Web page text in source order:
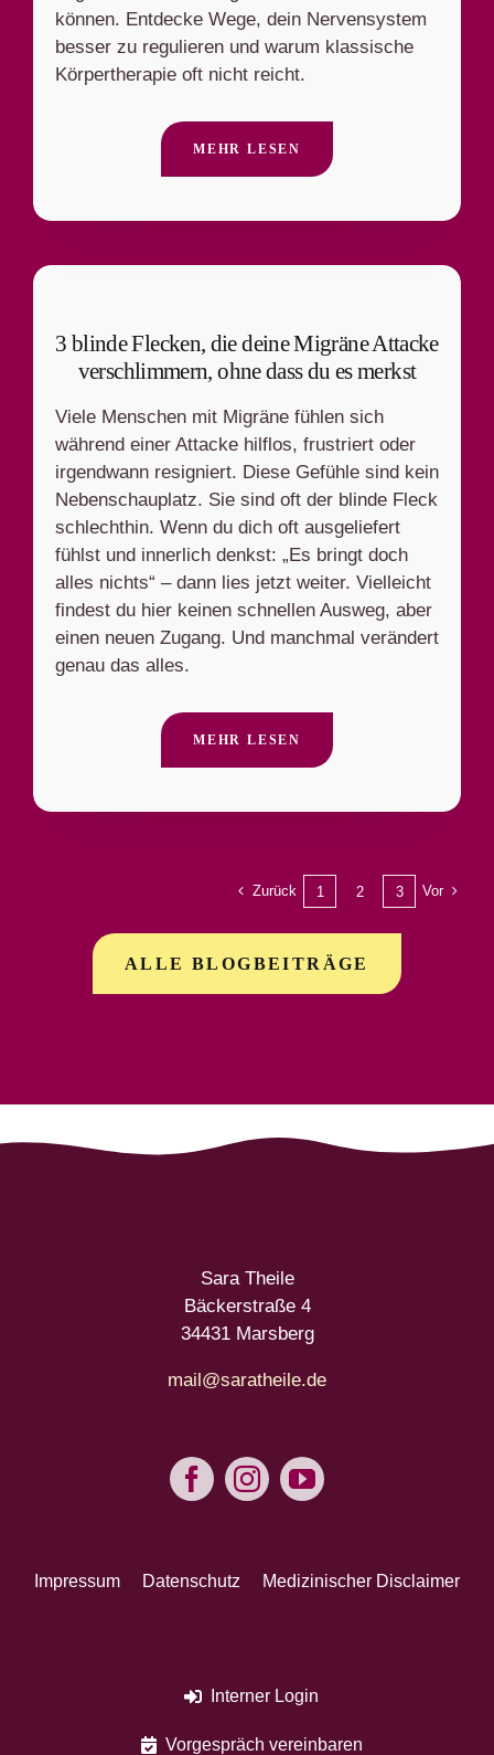
können. Entdecke Wege, dein Nervensystem
besser zu regulieren und warum klassische
Körpertherapie oft nicht reicht.
MEHR LESEN
3 blinde Flecken, die deine Migräne Attacke
verschlimmern, ohne dass du es merkst
Viele Menschen mit Migräne fühlen sich
während einer Attacke hilflos, frustriert oder
irgendwann resigniert. Diese Gefühle sind kein
Nebenschauplatz. Sie sind oft der blinde Fleck
schlechthin. Wenn du dich oft ausgeliefert
fühlst und innerlich denkst: „Es bringt doch
alles nichts“ – dann lies jetzt weiter. Vielleicht
findest du hier keinen schnellen Ausweg, aber
einen neuen Zugang. Und manchmal verändert
genau das alles.
MEHR LESEN
Zurück 1 2 3 Vor
ALLE BLOGBEITRÄGE
Sara Theile
Bäckerstraße 4
34431 Marsberg
mail@saratheile.de
Impressum Datenschutz Medizinischer Disclaimer
Interner Login
Vorgespräch vereinbaren